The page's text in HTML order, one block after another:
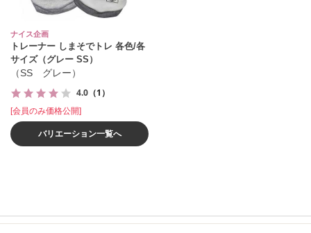
ナイス企画
トレーナー しまそでトレ 各色/各
サイズ（グレー SS）
（SS グレー）
4.0 （1）
[会員のみ価格公開]
バリエーション一覧へ